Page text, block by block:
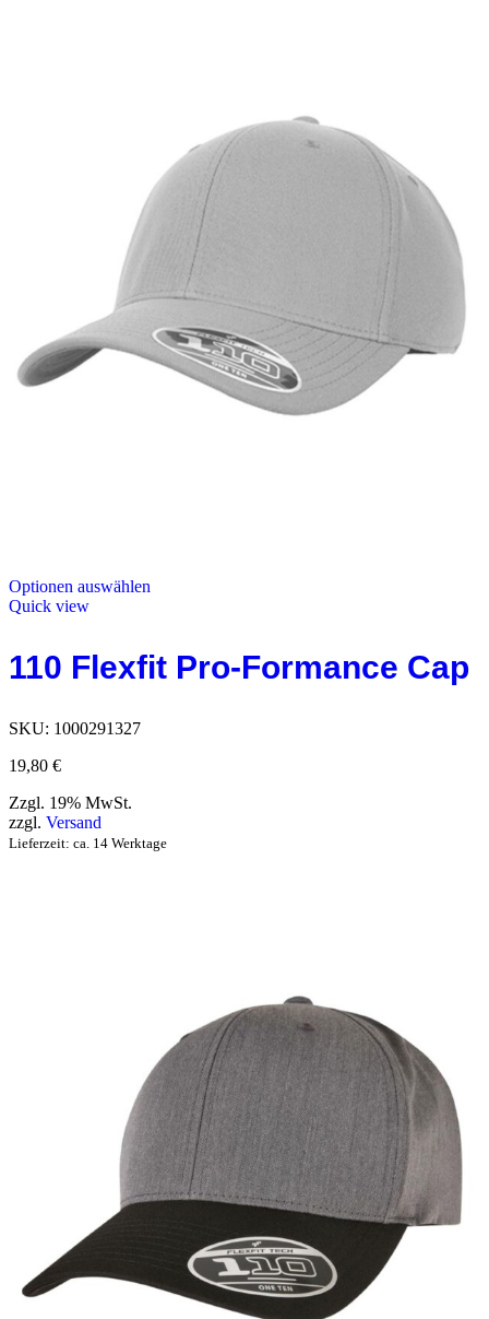
Optionen auswählen
Quick view
110 Flexfit Pro-Formance Cap
SKU: 1000291327
19,80 €
Zzgl. 19% MwSt.
zzgl. Versand
Lieferzeit: ca. 14 Werktage